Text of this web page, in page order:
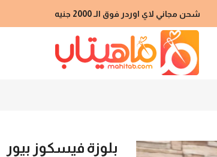
شحن مجاني لاي اوردر فوق الـ 2000 جنيه
بلوزة فيسكوز بيور